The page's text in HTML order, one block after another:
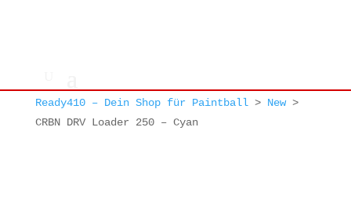
Ready410 – Dein Shop für Paintball> New>
CRBN DRV Loader 250 – Cyan